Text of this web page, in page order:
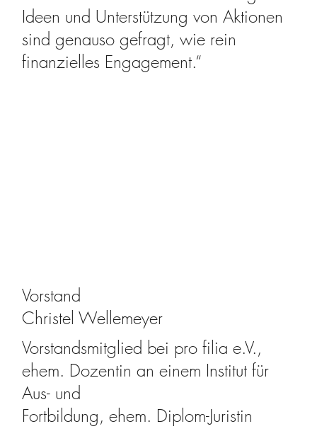
Vorstand
Christel Wellemeyer
Vorstandsmitglied bei pro filia e.V.,
ehem. Dozentin an einem Institut für
Aus- und
Fortbildung, ehem. Diplom-Juristin
Ideen und Unterstützung von Aktionen
sind genauso gefragt, wie rein
finanzielles Engagement.“